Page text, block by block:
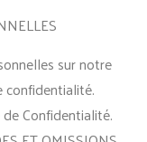
sur notre
Confidentialité.